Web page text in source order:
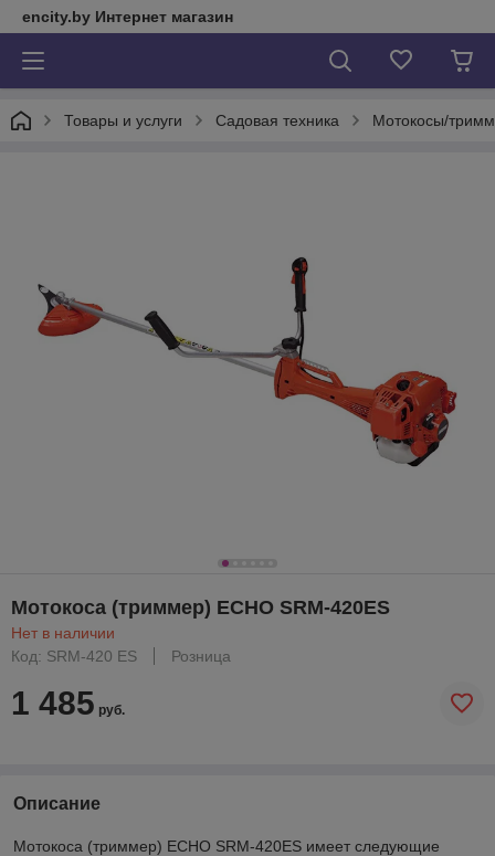
encity.by Интернет магазин
Товары и услуги Садовая техника Мотокосы/
Мотокоса (триммер) ECHO SRM-420ES
Нет в наличии
Код: SRM-420 ES
Розница
1 485 руб.
Описание
Мотокоса (триммер) ECHO SRM-420ES имеет следующие